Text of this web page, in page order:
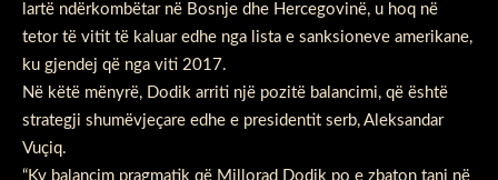
lartë ndërkombëtar në Bosnje dhe Hercegovinë, u hoq në
tetor të vitit të kaluar edhe nga lista e sanksioneve amerikane,
ku gjendej që nga viti 2017.
Në këtë mënyrë, Dodik arriti një pozitë balancimi, që është
strategji shumëvjeçare edhe e presidentit serb, Aleksandar
Vuçiq.
“Ky balancim pragmatik që Millorad Dodik po e zbaton tani në